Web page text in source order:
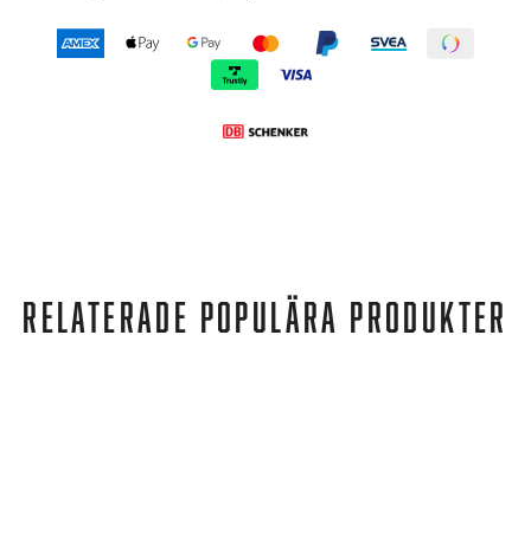
RELATERADE POPULÄRA PRODUKTER